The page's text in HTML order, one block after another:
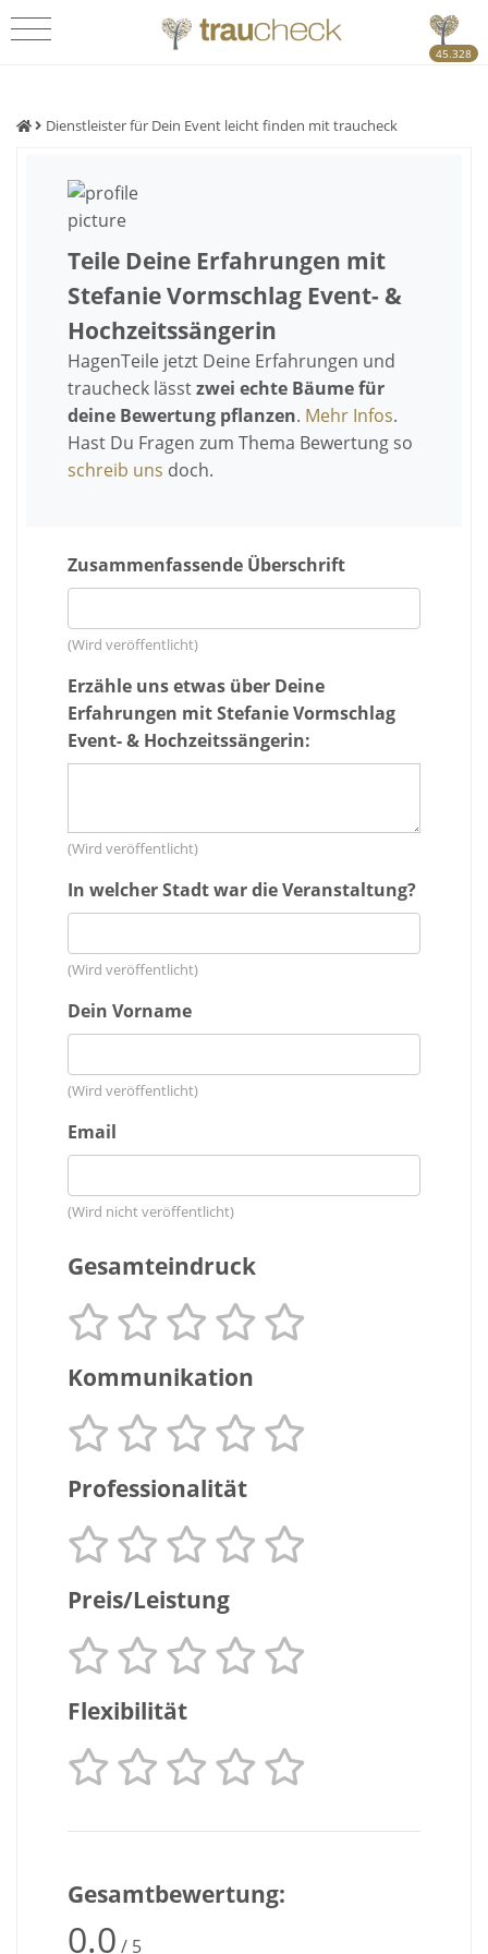
45.328
Dienstleister für Dein Event leicht finden mit traucheck
Teile Deine Erfahrungen mit
Stefanie Vormschlag Event- &
Hochzeitssängerin
HagenTeile jetzt Deine Erfahrungen und
traucheck lässtzwei echte Bäume für
deine Bewertung pflanzen. Mehr Infos.
Hast Du Fragen zum Thema Bewertung so
schreib uns doch.
Zusammenfassende Überschrift
(Wird veröffentlicht)
Erzähle uns etwas über Deine
Erfahrungen mit Stefanie Vormschlag
Event- & Hochzeitssängerin:
(Wird veröffentlicht)
In welcher Stadt war die Veranstaltung?
(Wird veröffentlicht)
Dein Vorname
(Wird veröffentlicht)
Email
(Wird nicht veröffentlicht)
Gesamteindruck
Kommunikation
Professionalität
Preis/Leistung
Flexibilität
Gesamtbewertung:
0.0 / 5